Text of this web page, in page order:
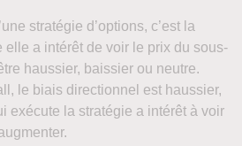
stratégie d’options, c’est la
a intérêt de voir le prix du sous-
haussier, baissier ou neutre.
le biais directionnel est haussier,
exécute la stratégie a intérêt à voir